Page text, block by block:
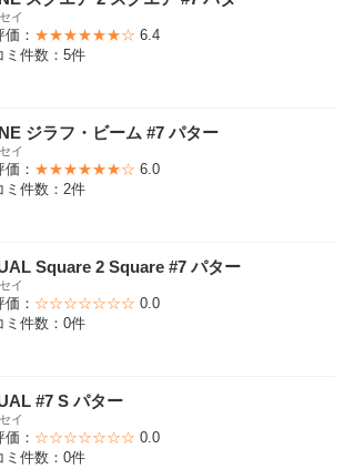
イ
： ★★★★★★☆ 6.4
ミ件数：5件
ジラフ・ビーム #7 パター
イ
： ★★★★★★☆ 6.0
ミ件数：2件
Square 2 Square #7 パター
イ
： ☆☆☆☆☆☆☆ 0.0
ミ件数：0件
#7 S パター
イ
： ☆☆☆☆☆☆☆ 0.0
ミ件数：0件